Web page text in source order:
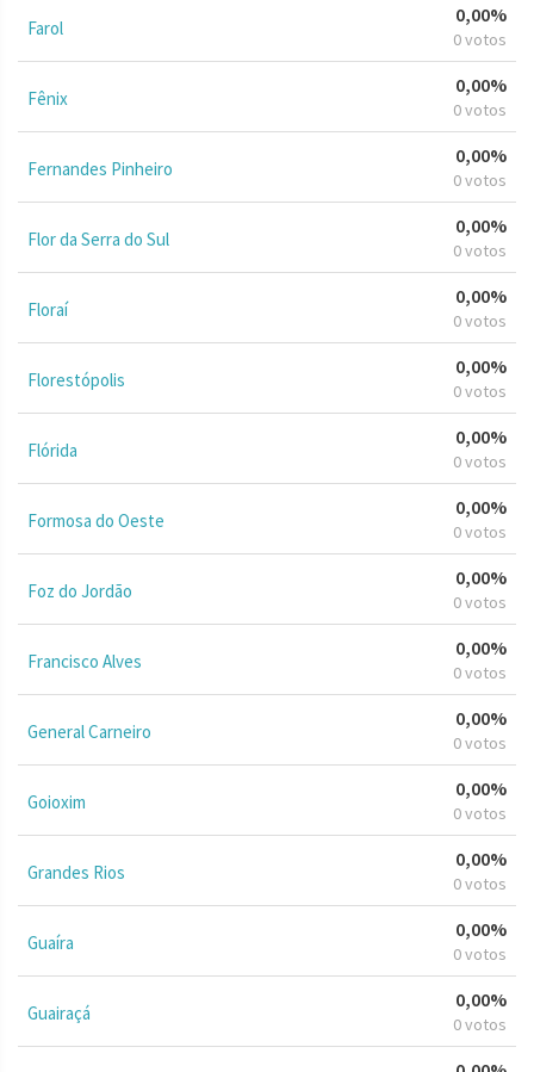
Farol
0,00%
0 votos
Fênix
0,00%
0 votos
Fernandes Pinheiro
0,00%
0 votos
Flor da Serra do Sul
0,00%
0 votos
Floraí
0,00%
0 votos
Florestópolis
0,00%
0 votos
Flórida
0,00%
0 votos
Formosa do Oeste
0,00%
0 votos
Foz do Jordão
0,00%
0 votos
Francisco Alves
0,00%
0 votos
General Carneiro
0,00%
0 votos
Goioxim
0,00%
0 votos
Grandes Rios
0,00%
0 votos
Guaíra
0,00%
0 votos
Guairaçá
0,00%
0 votos